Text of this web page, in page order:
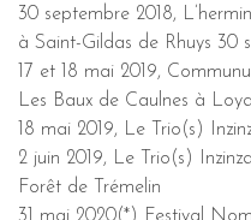
30 septembre 2018,
à Saint-Gildas de Rhuys 30
17 et 18 mai 2019,
Les Baux de Caulnes à
18 mai 2019, Le Trio(s)
2 juin 2019, Le Trio(s)
Forêt de Trémelin